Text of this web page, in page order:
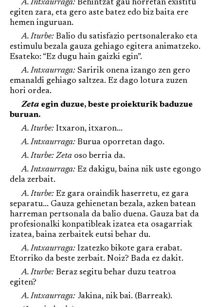
A. Intxaurraga: Behintzat gau horretan existitu
egiten zara, eta gero aste batez edo biz baita ere
hemen inguruan.
A. Iturbe: Balio du satisfazio pertsonalerako eta
estimulu bezala gauza gehiago egitera animatzeko.
Esateko: “Ez dugu hain gaizki egin”.
A. Intxaurraga: Saririk onena izango zen gero
emanaldi gehiago saltzea. Ez dago lotura zuzen
hori ordea.
Zeta egin duzue, beste proiekturik baduzue
buruan.
A. Iturbe: Itxaron, itxaron...
A. Intxaurraga: Burua oporretan dago.
A. Iturbe: Zeta oso berria da.
A. Intxaurraga: Ez dakigu, baina nik uste egongo
dela zerbait.
A. Iturbe: Ez gara oraindik haserretu, ez gara
separatu... Gauza gehienetan bezala, azken batean
harreman pertsonala da balio duena. Gauza bat da
profesionalki konpatibleak izatea eta osagarriak
izatea, baina zerbaitek eutsi behar du.
A. Intxaurraga: Izatezko bikote gara erabat.
Etorriko da beste zerbait. Noiz? Bada ez dakit.
A. Iturbe: Beraz segitu behar duzu teatroa
egiten?
A. Intxaurraga: Jakina, nik bai. (Barreak).